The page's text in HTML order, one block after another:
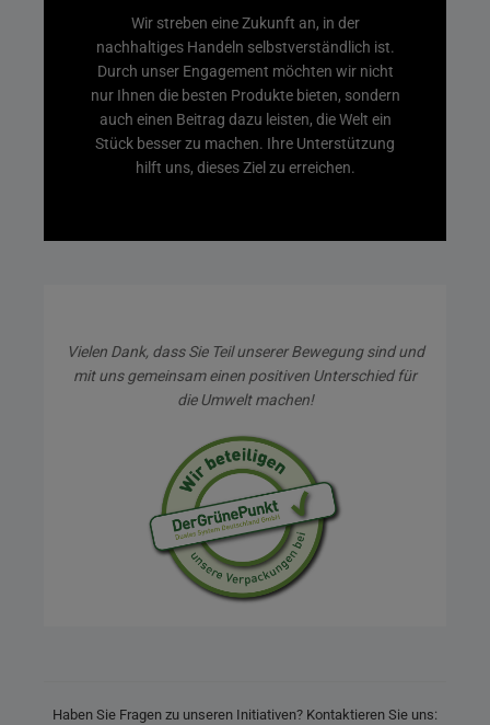
Wir streben eine Zukunft an, in der
nachhaltiges Handeln selbstverständlich ist.
Durch unser Engagement möchten wir nicht
nur Ihnen die besten Produkte bieten, sondern
auch einen Beitrag dazu leisten, die Welt ein
Stück besser zu machen. Ihre Unterstützung
hilft uns, dieses Ziel zu erreichen.
Vielen Dank, dass Sie Teil unserer Bewegung sind und
mit uns gemeinsam einen positiven Unterschied für
die Umwelt machen!
Haben Sie Fragen zu unseren Initiativen? Kontaktieren Sie uns: